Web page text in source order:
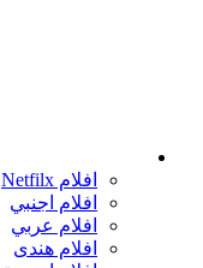
افلام Netfilx
افلام اجنبي
افلام عربي
افلام هندى